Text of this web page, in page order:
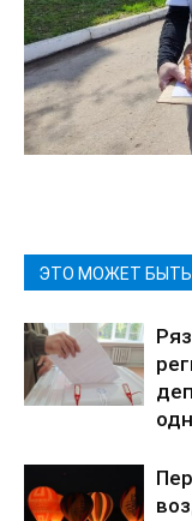
ЭТО МОЖЕТ БЫТЬ